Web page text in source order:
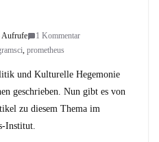
Aufrufe
1 Kommentar
, prometheus
und Kulturelle Hegemonie
geschrieben. Nun gibt es von
zu diesem Thema im
Institut.